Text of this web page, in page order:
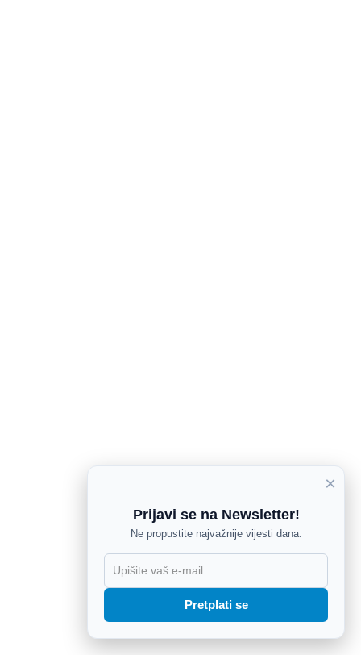
×
Prijavi se na Newsletter!
Ne propustite najvažnije vijesti dana.
Pretplati se